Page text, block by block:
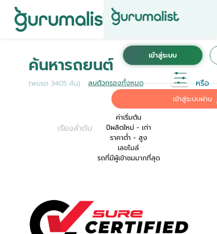
หรือ
เข้าสู่ระบบผ่าน
ค้นหารถยนต์
(พบรถ 3405 คัน) ลบตัวกรองทั้งหมด
เรียงลำดับ
ค่าเริ่มต้น
ปีผลิตใหม่ - เก่า
ราคาต่ำ - สูง
เลขไมล์
รถที่มีผู้เข้าชมมากที่สุด
เพื่อการใช้งานที่สะดวกที่สุด ระบบจะทำการเชื่อม
ต่อบัญชีการใช้งาน KINTO ของคุณเข้ากับ
Gurumalist